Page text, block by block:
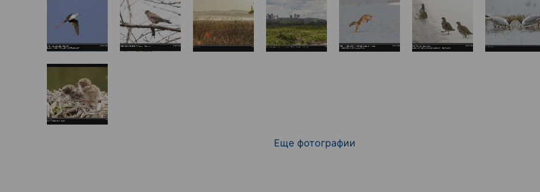
Еще фотографии